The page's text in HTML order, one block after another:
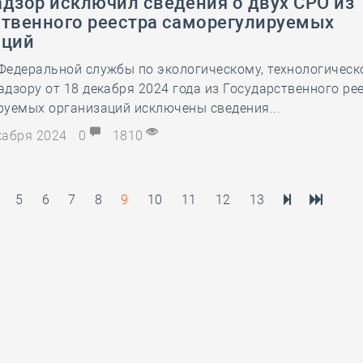
реестра саморегулируемых
службы по экологическому,
от 18 декабря 2024 года из Государственного
организаций исключены сведения...
2024
0 1810
5 6 7 8 9 10 11 12 13